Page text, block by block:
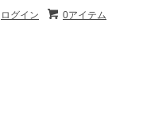
0アイテム
ログイン